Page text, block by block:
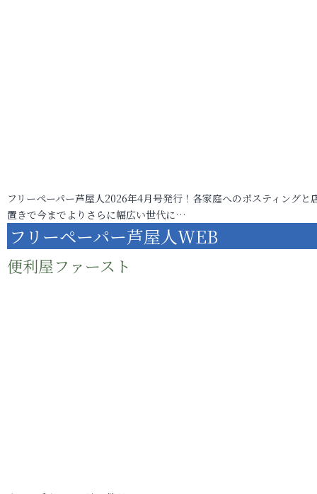
フリーペーパー芦屋人2026年4月号発行！各家庭へのポスティングと
置きで今までよりさらに幅広い世代に…
フリーペーパー芦屋人WEB
便利屋ファースト